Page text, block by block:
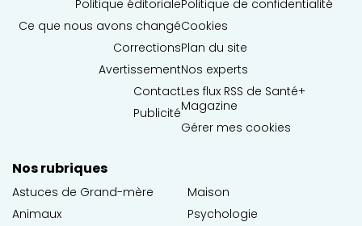
Politique éditoriale
Ce que nous avons changé
Corrections
Avertissement
Contact
Publicité
Politique de confidentialité
Cookies
Plan du site
Nos experts
Les flux RSS de Santé+
Magazine
Gérer mes cookies
Nos rubriques
Astuces de Grand-mère
Animaux
Maison
Psychologie